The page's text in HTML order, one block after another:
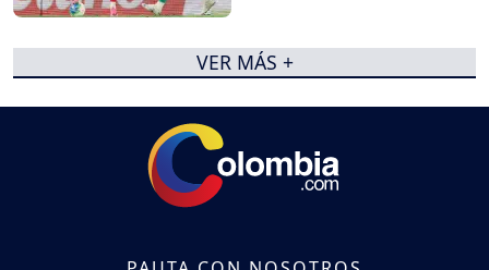
VER MÁS +